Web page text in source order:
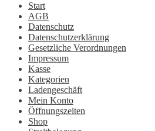
Start
AGB
Datenschutz
Datenschutzerklärung
Gesetzliche Verordnungen
Impressum
Kasse
Kategorien
Ladengeschäft
Mein Konto
Öffnungszeiten
Shop